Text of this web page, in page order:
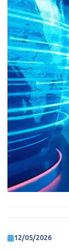
12/05/2026